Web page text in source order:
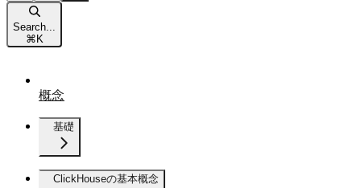
Search...
⌘ K
概念
基礎
ClickHouseの基本概念